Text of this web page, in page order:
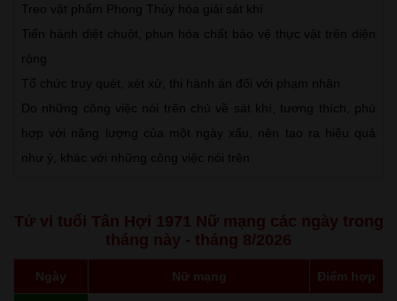
Treo vật phẩm Phong Thủy hóa giải sát khí
Tiến hành diệt chuột, phun hóa chất bảo vệ thực vật trên diện
rộng
Tổ chức truy quét, xét xử, thi hành án đối với phạm nhân
Do những công việc nói trên chủ về sát khí, tương thích, phù
hợp với năng lượng của một ngày xấu, nên tạo ra hiệu quả
như ý, khác với những công việc nói trên
Tử vi tuổi Tân Hợi 1971 Nữ mạng các ngày trong
tháng này - tháng 8/2026
Ngày Nữ mạng Điểm hợp